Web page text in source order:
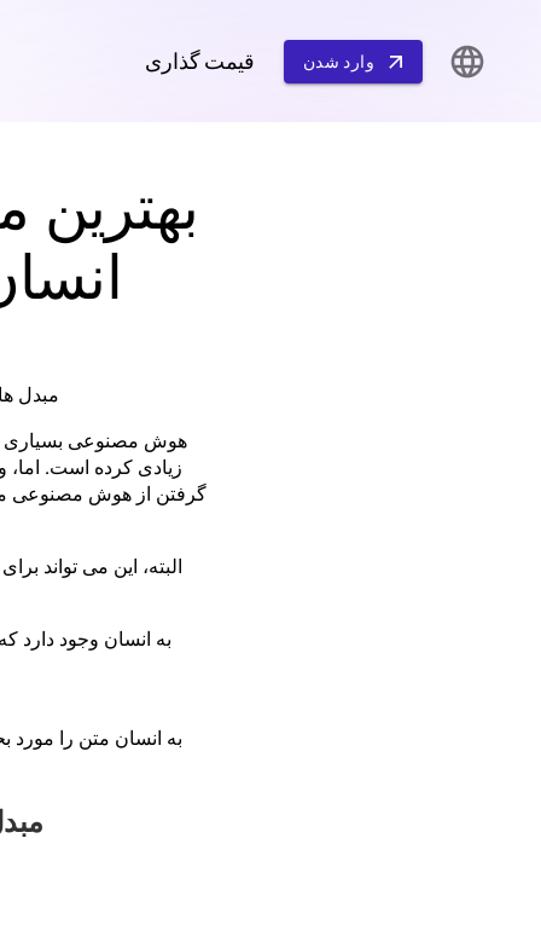
قیمت گذاری وارد شدن
مبدل
هوش مصنوعی بسیاری
زیادی کرده است. اما،
گرفتن از هوش مصنوعی
البته، این می تواند